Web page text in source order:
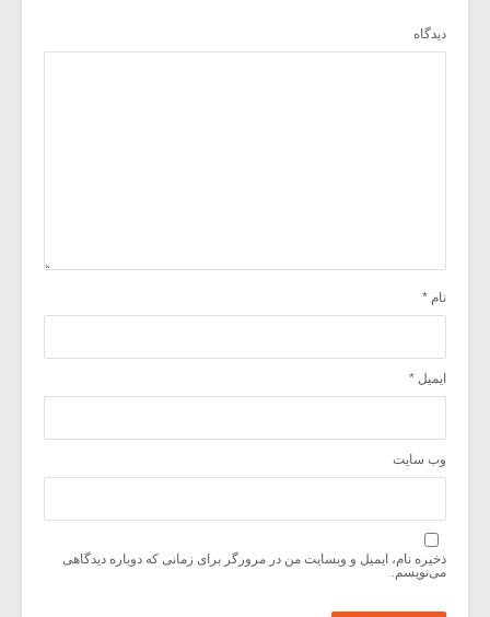
دیدگاه
نام *
ایمیل *
وب‌ سایت
ذخیره نام، ایمیل و وبسایت من در مرورگر برای زمانی که دوباره دیدگاهی
می‌نویسم.